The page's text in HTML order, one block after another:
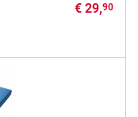
€ 29,90